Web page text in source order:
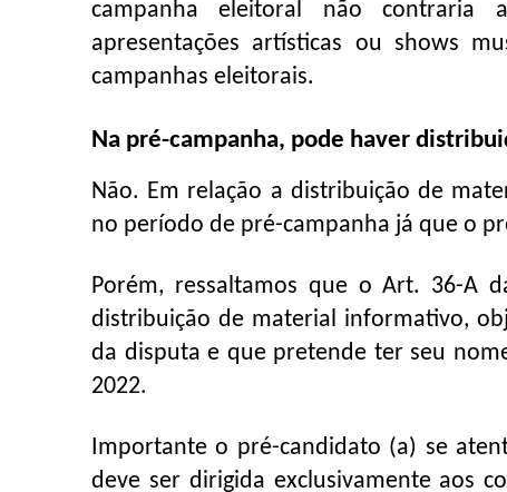
campanha eleitoral não contraria
apresentações artísticas ou shows
campanhas eleitorais.
Na pré-campanha, pode haver
Não. Em relação a distribuição de
no período de pré-campanha já que o
Porém, ressaltamos que o Art. 36-A
distribuição de material informativo,
da disputa e que pretende ter seu
2022.
Importante o pré-candidato (a) se
deve ser dirigida exclusivamente aos